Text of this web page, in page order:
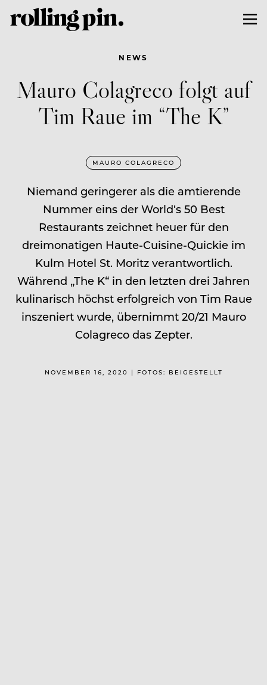
NEWS
Mauro Colagreco folgt auf
Tim Raue im “The K”
MAURO COLAGRECO
Niemand geringerer als die amtierende
Nummer eins der World‘s 50 Best
Restaurants zeichnet heuer für den
dreimonatigen Haute-Cuisine-Quickie im
Kulm Hotel St. Moritz verantwortlich.
Während „The K“ in den letzten drei Jahren
kulinarisch höchst erfolgreich von Tim Raue
inszeniert wurde, übernimmt 20/21 Mauro
Colagreco das Zepter.
NOVEMBER 16, 2020 | FOTOS: BEIGESTELLT